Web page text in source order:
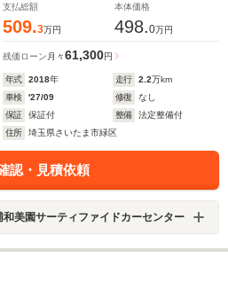
支払総額
509.3万円
本体価格
498.0万円
残価ローン 月々61,300円
年式 2018年 走行 2.2万km
車検
'27/09 修復
なし
保証
保証付 整備
法定整備付
住所
埼玉県さいたま市緑区
認・見積依頼
和美園サーティファイドカーセンター